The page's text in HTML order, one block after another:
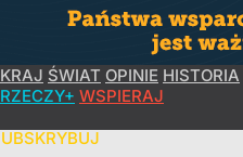
KRAJ ŚWIAT OPINIE HISTORIA
RZECZY+ WSPIERAJ